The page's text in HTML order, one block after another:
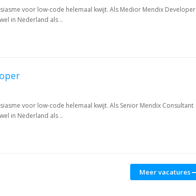
voor low-code helemaal kwijt. Als Medior Mendix Developer
in Nederland als ..
voor low-code helemaal kwijt. Als Senior Mendix Consultant
in Nederland als ..
Meer vacatures